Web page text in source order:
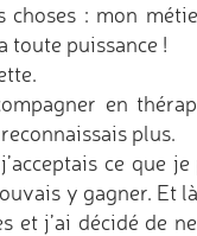
choses : mon
toute puissance !
en
plus.
ce que
y gagner. Et
et j’ai décidé de